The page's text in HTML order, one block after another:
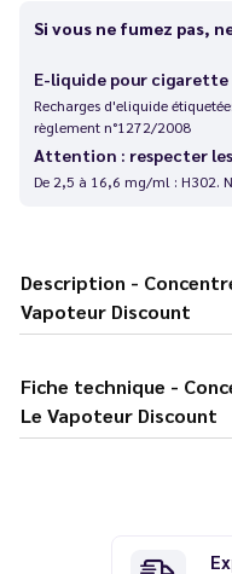
Si vous ne fumez pas,
E-liquide pour
Recharges d'eliquide
règlement n°1272/2008
Attention : respecter
De 2,5 à 16,6 mg/ml : H302.
Description - Concentré Bonbon Fraise 30 ml - Le
Vapoteur Discount
Fiche technique - Concentré Bonbon Fraise 30 ml -
Le Vapoteur Discount